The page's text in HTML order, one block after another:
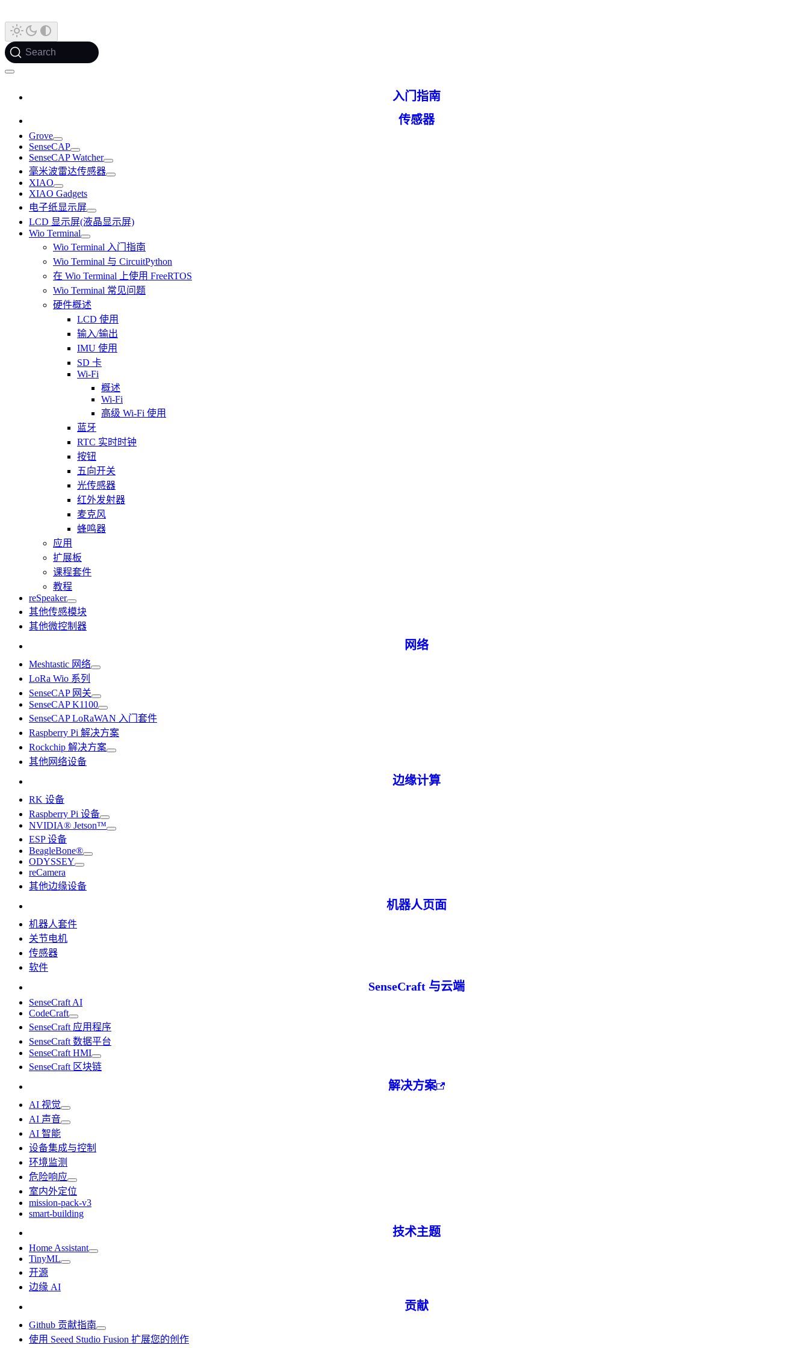
Search
入门指南
传感器
Grove
SenseCAP
SenseCAP Watcher
毫米波雷达传感器
XIAO
XIAO Gadgets
电子纸显示屏
LCD 显示屏(液晶显示屏)
Wio Terminal
Wio Terminal 入门指南
Wio Terminal 与 CircuitPython
在 Wio Terminal 上使用 FreeRTOS
Wio Terminal 常见问题
硬件概述
LCD 使用
输入/输出
IMU 使用
SD 卡
Wi-Fi
概述
Wi-Fi
高级 Wi-Fi 使用
蓝牙
RTC 实时时钟
按钮
五向开关
光传感器
红外发射器
麦克风
蜂鸣器
应用
扩展板
课程套件
教程
reSpeaker
其他传感模块
其他微控制器
网络
Meshtastic 网络
LoRa Wio 系列
SenseCAP 网关
SenseCAP K1100
SenseCAP LoRaWAN 入门套件
Raspberry Pi 解决方案
Rockchip 解决方案
其他网络设备
边缘计算
RK 设备
Raspberry Pi 设备
NVIDIA® Jetson™
ESP 设备
BeagleBone®
ODYSSEY
reCamera
其他边缘设备
机器人页面
机器人套件
关节电机
传感器
软件
SenseCraft 与云端
SenseCraft AI
CodeCraft
SenseCraft 应用程序
SenseCraft 数据平台
SenseCraft HMI
SenseCraft 区块链
解决方案
AI 视觉
AI 声音
AI 智能
设备集成与控制
环境监测
危险响应
室内外定位
mission-pack-v3
smart-building
技术主题
Home Assistant
TinyML
开源
边缘 AI
贡献
Github 贡献指南
使用 Seeed Studio Fusion 扩展您的创作